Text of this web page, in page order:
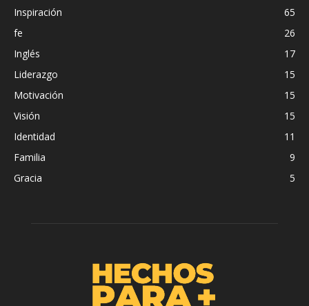
Inspiración
65
fe
26
Inglés
17
Liderazgo
15
Motivación
15
Visión
15
Identidad
11
Familia
9
Gracia
5